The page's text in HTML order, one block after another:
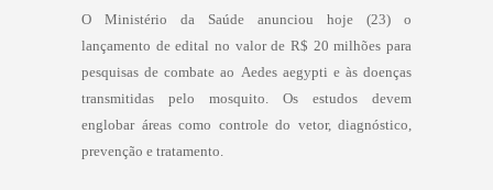
O Ministério da Saúde anunciou hoje (23) o
lançamento de edital no valor de R$ 20 milhões para
pesquisas de combate ao Aedes aegypti e às doenças
transmitidas pelo mosquito. Os estudos devem
englobar áreas como controle do vetor, diagnóstico,
prevenção e tratamento.